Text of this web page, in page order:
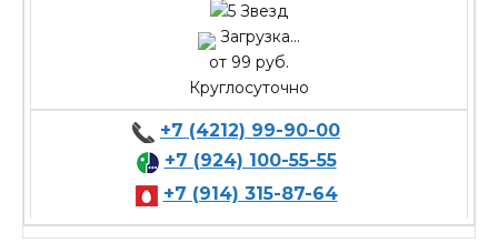
Загрузка...
от 99 руб.
Круглосуточно
+7 (4212) 99-90-00
+7 (924) 100-55-55
+7 (914) 315-87-64